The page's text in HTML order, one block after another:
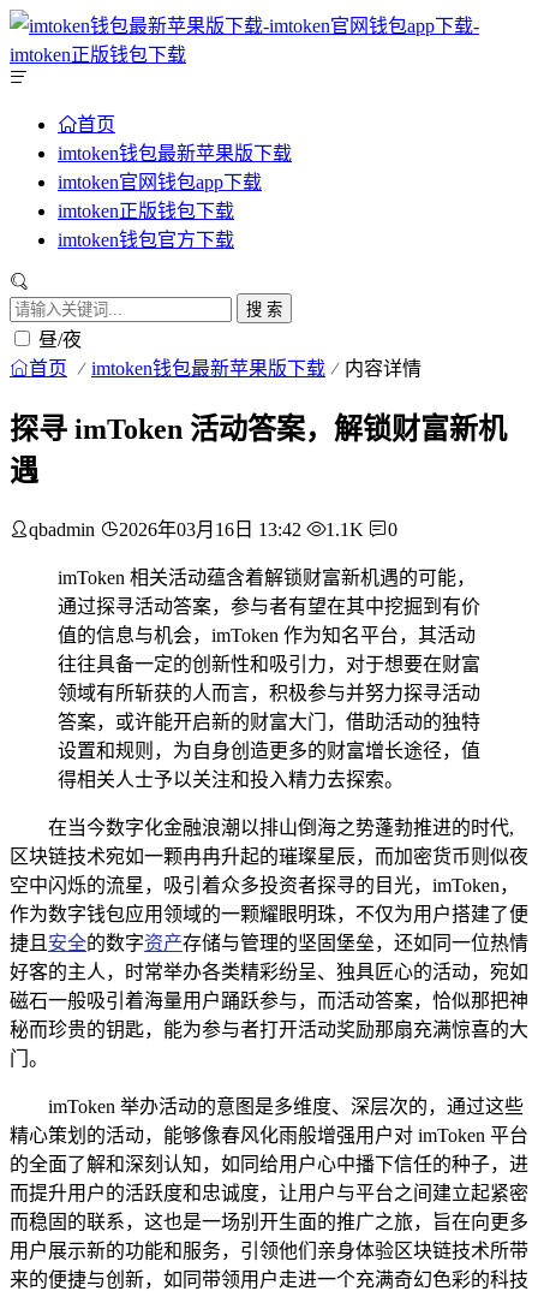
首页
imtoken钱包最新苹果版下载
imtoken官网钱包app下载
imtoken正版钱包下载
imtoken钱包官方下载
搜 索
昼/夜
首页 imtoken钱包最新苹果版下载 内容详情
探寻 imToken 活动答案，解锁财富新机
遇
qbadmin 2026年03月16日 13:42 1.1K 0
imToken 相关活动蕴含着解锁财富新机遇的可能，
通过探寻活动答案，参与者有望在其中挖掘到有价
值的信息与机会，imToken 作为知名平台，其活动
往往具备一定的创新性和吸引力，对于想要在财富
领域有所斩获的人而言，积极参与并努力探寻活动
答案，或许能开启新的财富大门，借助活动的独特
设置和规则，为自身创造更多的财富增长途径，值
得相关人士予以关注和投入精力去探索。
在当今数字化金融浪潮以排山倒海之势蓬勃推进的时代,
区块链技术宛如一颗冉冉升起的璀璨星辰，而加密货币则似夜
空中闪烁的流星，吸引着众多投资者探寻的目光，imToken，
作为数字钱包应用领域的一颗耀眼明珠，不仅为用户搭建了便
捷且 安全的数字资产存储与管理的坚固堡垒，还如同一位热情
好客的主人，时常举办各类精彩纷呈、独具匠心的活动，宛如
磁石一般吸引着海量用户踊跃参与，而活动答案，恰似那把神
秘而珍贵的钥匙，能为参与者打开活动奖励那扇充满惊喜的大
门。
imToken 举办活动的意图是多维度、深层次的，通过这些
精心策划的活动，能够像春风化雨般增强用户对 imToken 平台
的全面了解和深刻认知，如同给用户心中播下信任的种子，进
而提升用户的活跃度和忠诚度，让用户与平台之间建立起紧密
而稳固的联系，这也是一场别开生面的推广之旅，旨在向更多
用户展示新的功能和服务，引领他们亲身体验区块链技术所带
来的便捷与创新，如同带领用户走进一个充满奇幻色彩的科技